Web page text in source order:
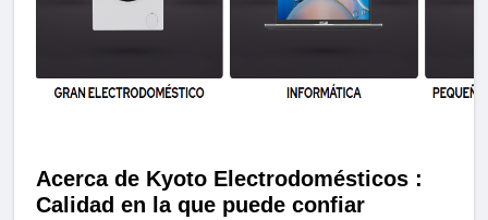
Acerca de Kyoto Electrodomésticos :
Calidad en la que puede confiar